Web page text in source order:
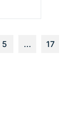
5 ... 17